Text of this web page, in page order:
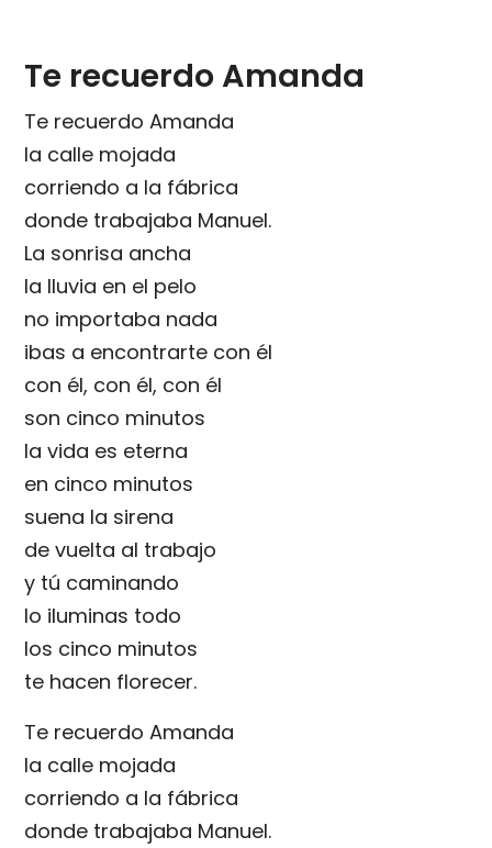
Te recuerdo Amanda
Te recuerdo Amanda
la calle mojada
corriendo a la fábrica
donde trabajaba Manuel.
La sonrisa ancha
la lluvia en el pelo
no importaba nada
ibas a encontrarte con él
con él, con él, con él
son cinco minutos
la vida es eterna
en cinco minutos
suena la sirena
de vuelta al trabajo
y tú caminando
lo iluminas todo
los cinco minutos
te hacen florecer.
Te recuerdo Amanda
la calle mojada
corriendo a la fábrica
donde trabajaba Manuel.